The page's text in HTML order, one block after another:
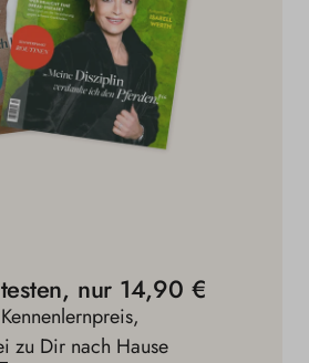
nur 14,90 €
zu Dir nach Hause